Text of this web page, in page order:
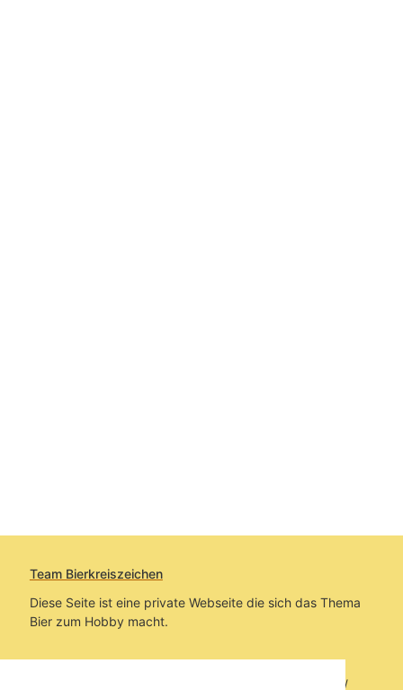
Team Bierkreiszeichen
Diese Seite ist eine private Webseite die sich das Thema
Bier zum Hobby macht.
Sie befinden sich auf https://www.bierkreiszeichen.at/